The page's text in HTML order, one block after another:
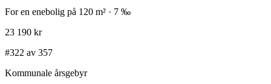
For en enebolig på 120 m² · 7 ‰
23 190 kr
#322 av 357
Kommunale årsgebyr